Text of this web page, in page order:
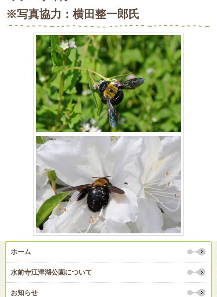
※写真協力：横田整一郎氏
ホーム
水前寺江津湖公園について
お知らせ